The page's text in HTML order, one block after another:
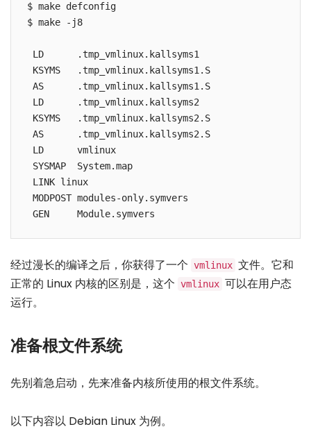
$ make defconfig
$ make -j8
LD      .tmp_vmlinux.kallsyms1
KSYMS   .tmp_vmlinux.kallsyms1.S
AS      .tmp_vmlinux.kallsyms1.S
LD      .tmp_vmlinux.kallsyms2
KSYMS   .tmp_vmlinux.kallsyms2.S
AS      .tmp_vmlinux.kallsyms2.S
LD      vmlinux
SYSMAP  System.map
LINK linux
MODPOST modules-only.symvers
经过漫长的编译之后，你获得了一个 vmlinux 文件。它和
正常的 Linux 内核的区别是，这个 vmlinux 可以在用户态
运行。
准备根文件系统
先别着急启动，先来准备内核所使用的根文件系统。
以下内容以 Debian Linux 为例。